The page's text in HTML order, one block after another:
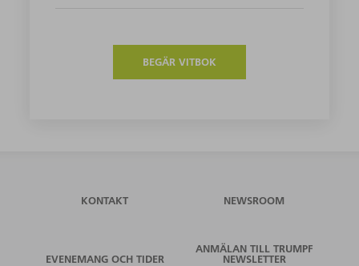
BEGÄR VITBOK
KONTAKT NEWSROOM
EVENEMANG OCH TIDER
ANMÄLAN TILL TRUMPF
NEWSLETTER